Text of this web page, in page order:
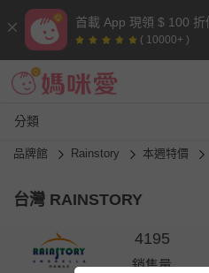
首載 App 現領 $ 100 折
( 10000+ )
分類
品牌館 Rainstory 本週特價
台灣 RAINSTORY
4195
銷售量